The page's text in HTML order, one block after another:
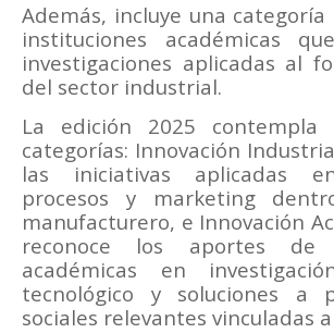
Además, incluye una categoría
instituciones académicas
investigaciones aplicadas al
del sector industrial.
La edición 2025 contempla
categorías: Innovación
las iniciativas aplicadas
procesos y marketing
manufacturero, e Innovación
reconoce los aportes de
académicas en
tecnológico y soluciones a
sociales relevantes vinculadas